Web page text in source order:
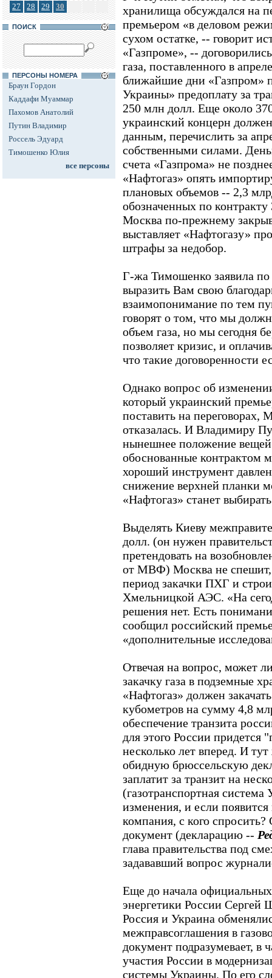
27
28 29 30
ПОИСК
ПЕРСОНЫ НОМЕРА
Браун Гордон
Каддафи Муаммар
Пахомов Анатолий
Путин Владимир
Россель Эдуард
Тимошенко Юлия
все персоны
хранилища обсуждался на
премьером «в деловом
сухом остатке, -- говорит
«Газпроме», --
газа, поставленного в
ближайшие дни «Газпром»
Украины» предоплату за
250 млн долл. Еще около
украинский концерн
данным, перечислить за
собственными силами.
счета «Газпрома» не
«Нафтогаз» опять
плановых объемов -- 2,3
обозначенных по
Москва по-прежнему
выставляет «Нафтогазу»
штрафы за недобор.
Г-жа Тимошенко заявила
выразить Вам свою
взаимопонимание по тем
говорят о том, что мы
объем газа, но мы сегодня
позволяет кризис, и
что такие договоренности
Однако вопрос об
который украинский
поставить на переговорах,
отказалась. И Владимиру
нынешнее положение
обоснованные контрактом
хороший инструмент
снижение верхней планки
«Нафтогаз» станет
Выделять Киеву
долл. (он нужен
претендовать на
от МВФ) Москва не спешит,
период закачки ПХГ и
Хмельницкой АЭС. «На
решения нет. Есть
сообщил российский
«дополнительные
Отвечая на вопрос, может
закачку газа в подземные
«Нафтогаз» должен
кубометров на сумму 4,8
обеспечение транзита
для этого России придется
несколько лет вперед. И
обидную брюссельскую
заплатит за транзит на
(газотранспортная
изменения, и если
компания, с кого
документ (декларацию --
глава правительства под
задававший вопрос
Еще до начала
энергетики России Сергей
Россия и Украина
межправсоглашения в
документ подразумевает, в
участия России в
системы Украины. По его